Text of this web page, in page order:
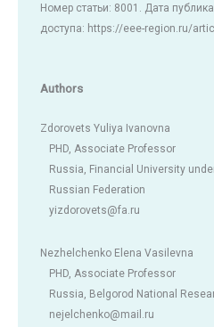
Номер статьи: 8001. Дата
доступа: https://eee-region.ru/
Authors
Zdorovets Yuliya Ivanovna
PHD, Associate Professor
Russia, Financial University
Russian Federation
yizdorovets@fa.ru
Nezhelchenko Elena Vasilevna
PHD, Associate Professor
Russia, Belgorod National
nejelchenko@mail.ru